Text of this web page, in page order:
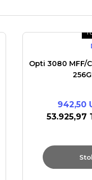
Opti 3080 MFF/
942,50
53.925,97